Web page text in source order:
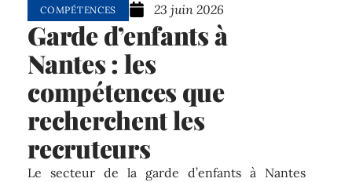
COMPÉTENCES 23 juin 2026
Garde d’enfants à
Nantes : les
compétences que
recherchent les
recruteurs
Le secteur de la garde d’enfants à Nantes